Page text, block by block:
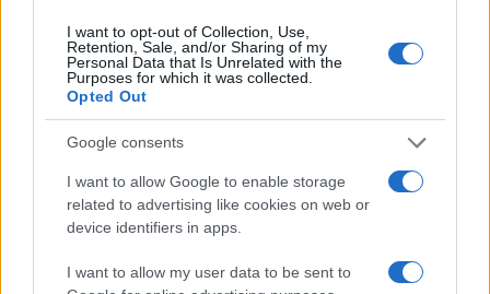
I want to opt-out of Collection, Use,
Retention, Sale, and/or Sharing of my
Personal Data that Is Unrelated with the
Purposes for which it was collected.
Opted Out
Google consents
I want to allow Google to enable storage
related to advertising like cookies on web or
device identifiers in apps.
I want to allow my user data to be sent to
SZÍNPAD
Beteljesült gyerekkori szerelem
Azt hinné az ember, ezt Sipos Imre színész, rendező, a
Dunaújvárosi Bartók Béla Színház művészeti vezetője a
szakmájára érti. Nos, tévedünk. Sipos hadnagy, a Mogyoródi
Sándorhuszárok Történelmi Hagyományőrző Egyesület
alelnöke konkrétan a lovaglás miatt ment a Színművészeti
Egyetemre. Ez az egyik szerelme. A másik viszont valóban a
színház.